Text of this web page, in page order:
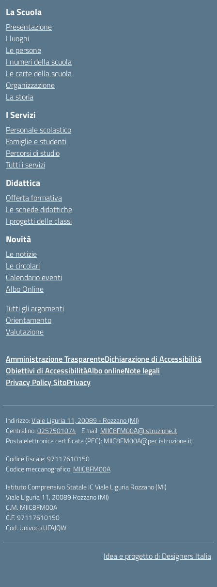
La Scuola
Presentazione
I luoghi
Le persone
I numeri della scuola
Le carte della scuola
Organizzazione
La storia
I Servizi
Personale scolastico
Famiglie e studenti
Percorsi di studio
Tutti i servizi
Didattica
Offerta formativa
Le schede didattiche
I progetti delle classi
Novità
Le notizie
Le circolari
Calendario eventi
Albo Online
Tutti gli argomenti
Orientamento
Valutazione
Amministrazione TrasparenteDichiarazione di Accessibilità
Obiettivi di AccessibilitàAlbo onlineNote legali
Privacy Policy SitoPrivacy
Indirizzo:Viale Liguria 11, 20089 - Rozzano (MI)
Centralino:0257501074 Email: MIIC8FM00A@istruzione.it
Posta elettronica certificata (PEC): MIIC8FM00A@pec.istruzione.it
Codice fiscale: 97117610150
Codice meccanografico: MIIC8FM00A
Istituto Comprensivo Statale IC Viale Liguria Rozzano (MI)
Viale Liguria 11, 20089 Rozzano (MI)
C.M. MIIC8FM00A
C.F. 97117610150
Cod. Univoco UFAJQW
Idea e progetto di Designers Italia